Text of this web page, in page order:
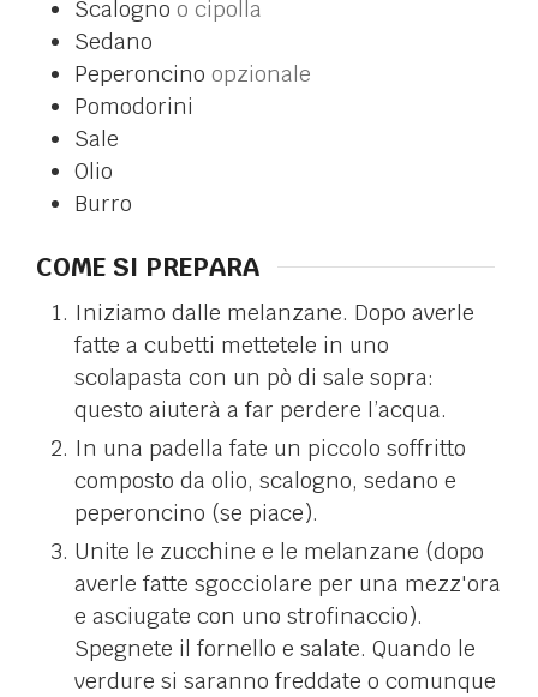
Scalogno o cipolla
Sedano
Peperoncino opzionale
Pomodorini
Sale
Olio
Burro
COME SI PREPARA
Iniziamo dalle melanzane. Dopo averle
fatte a cubetti mettetele in uno
scolapasta con un pò di sale sopra:
questo aiuterà a far perdere l’acqua.
In una padella fate un piccolo soffritto
composto da olio, scalogno, sedano e
peperoncino (se piace).
Unite le zucchine e le melanzane (dopo
averle fatte sgocciolare per una mezz'ora
e asciugate con uno strofinaccio).
Spegnete il fornello e salate. Quando le
verdure si saranno freddate o comunque